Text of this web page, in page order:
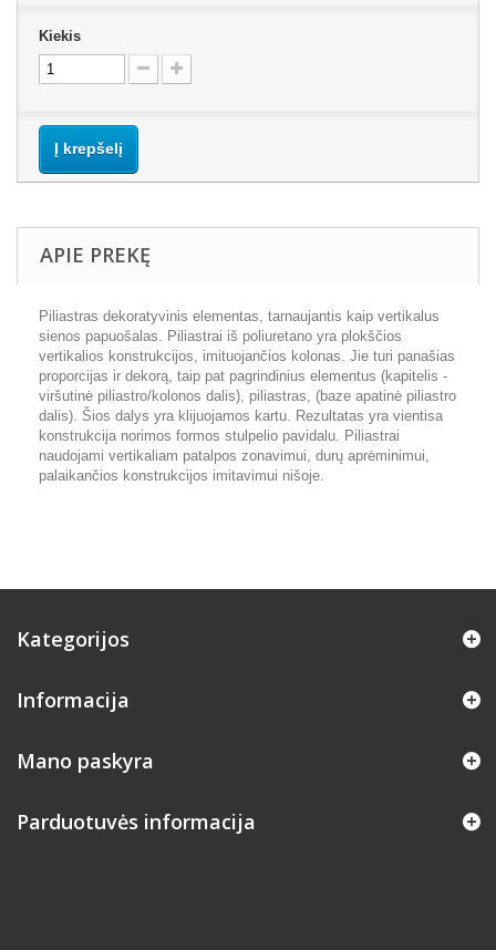
Kiekis
Į krepšelį
APIE PREKĘ
Piliastras dekoratyvinis elementas, tarnaujantis kaip vertikalus
sienos papuošalas. Piliastrai iš poliuretano yra plokščios
vertikalios konstrukcijos, imituojančios kolonas. Jie turi panašias
proporcijas ir dekorą, taip pat pagrindinius elementus (kapitelis -
viršutinė piliastro/kolonos dalis), piliastras, (baze apatinė piliastro
dalis). Šios dalys yra klijuojamos kartu. Rezultatas yra vientisa
konstrukcija norimos formos stulpelio pavidalu. Piliastrai
naudojami vertikaliam patalpos zonavimui, durų aprėminimui,
palaikančios konstrukcijos imitavimui nišoje.
Kategorijos
Informacija
Mano paskyra
Parduotuvės informacija